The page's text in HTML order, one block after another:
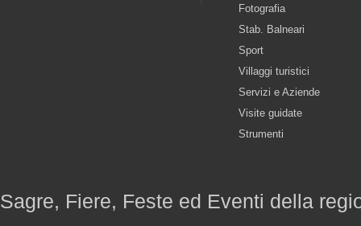
Fotografia
Stab. Balneari
Sport
Villaggi turistici
Servizi e Aziende
Visite guidate
Strumenti
Sagre, Fiere, Feste ed Eventi della